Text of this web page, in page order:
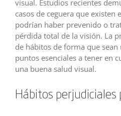
visual. Estudios recientes
casos de ceguera que existen
podrían haber prevenido o
pérdida total de la visión. La
de hábitos de forma que
puntos esenciales a tener en
una buena salud visual.
Hábitos perjudiciales